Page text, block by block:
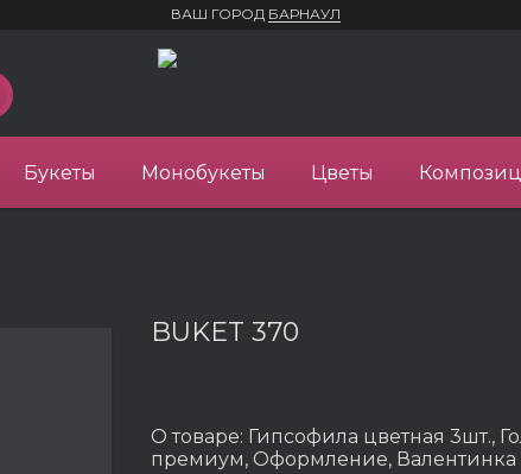
ВАШ ГОРОД БАРНАУЛ
Букеты Монобукеты Цветы
BUKET 370
О товаре: Гипсофила цветная 3шт.,
премиум, Оформление, Валентинка